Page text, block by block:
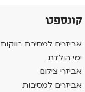
קונספט
אביזרים למסיבת רווקות
ימי הולדת
אביזרי צילום
אביזרים למסיבות